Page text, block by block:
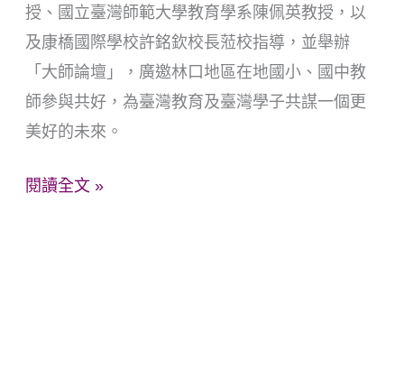
授、國立臺灣師範大學教育學系陳佩英教授，以
及康橋國際學校許銘欽校長蒞校指導，並舉辦
「大師論壇」，廣邀林口地區在地國小、國中教
師參與共好，為臺灣教育及臺灣學子共謀一個更
美好的未來。
二
十
一
世
紀
教
閱讀全文 »